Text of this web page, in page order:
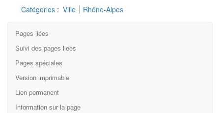
Catégories : Ville Rhône-Alpes
Pages liées
Suivi des pages liées
Pages spéciales
Version imprimable
Lien permanent
Information sur la page